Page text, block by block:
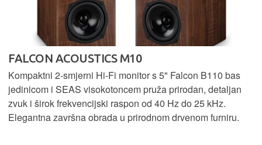
FALCON ACOUSTICS M10
Kompaktni 2-smjerni Hi-Fi monitor s 5" Falcon B110 bas
jedinicom i SEAS visokotoncem pruža prirodan, detaljan
zvuk i širok frekvencijski raspon od 40 Hz do 25 kHz.
Elegantna završna obrada u prirodnom drvenom furniru.